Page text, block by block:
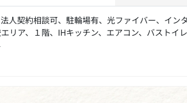
人契約相談可、駐輪場有、光ファイバー、イ
リア、１階、IHキッチン、エアコン、バスト